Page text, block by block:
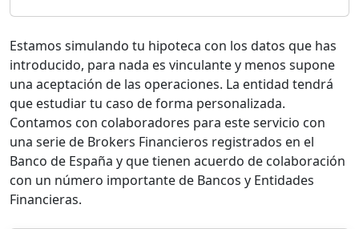
Estamos simulando tu hipoteca con los datos que has
introducido, para nada es vinculante y menos supone
una aceptación de las operaciones. La entidad tendrá
que estudiar tu caso de forma personalizada.
Contamos con colaboradores para este servicio con
una serie de Brokers Financieros registrados en el
Banco de España y que tienen acuerdo de colaboración
con un número importante de Bancos y Entidades
Financieras.